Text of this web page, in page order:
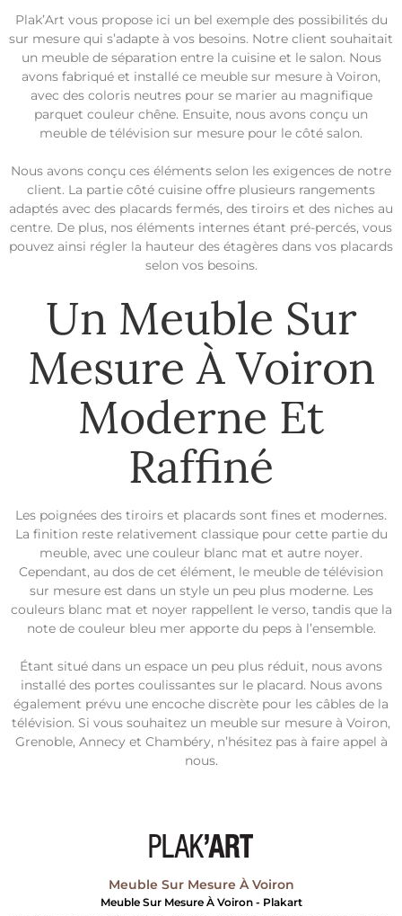
Plak’Art vous propose ici un bel exemple des possibilités du
sur mesure qui s’adapte à vos besoins. Notre client souhaitait
un meuble de séparation entre la cuisine et le salon. Nous
avons fabriqué et installé ce meuble sur mesure à Voiron,
avec des coloris neutres pour se marier au magnifique
parquet couleur chêne. Ensuite, nous avons conçu un
meuble de télévision sur mesure pour le côté salon.
Nous avons conçu ces éléments selon les exigences de notre
client. La partie côté cuisine offre plusieurs rangements
adaptés avec des placards fermés, des tiroirs et des niches au
centre. De plus, nos éléments internes étant pré-percés, vous
pouvez ainsi régler la hauteur des étagères dans vos placards
selon vos besoins.
Un Meuble Sur
Mesure À Voiron
Moderne Et
Raffiné
Les poignées des tiroirs et placards sont fines et modernes.
La finition reste relativement classique pour cette partie du
meuble, avec une couleur blanc mat et autre noyer.
Cependant, au dos de cet élément, le meuble de télévision
sur mesure est dans un style un peu plus moderne. Les
couleurs blanc mat et noyer rappellent le verso, tandis que la
note de couleur bleu mer apporte du peps à l’ensemble.
Étant situé dans un espace un peu plus réduit, nous avons
installé des portes coulissantes sur le placard. Nous avons
également prévu une encoche discrète pour les câbles de la
télévision. Si vous souhaitez un meuble sur mesure à Voiron,
Grenoble, Annecy et Chambéry, n’hésitez pas à faire appel à
nous.
Meuble Sur Mesure À Voiron
Meuble Sur Mesure À Voiron - Plakart